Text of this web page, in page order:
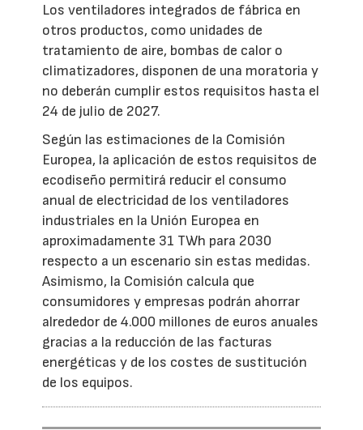
Los ventiladores integrados de fábrica en
otros productos, como unidades de
tratamiento de aire, bombas de calor o
climatizadores, disponen de una moratoria y
no deberán cumplir estos requisitos hasta el
24 de julio de 2027.
Según las estimaciones de la Comisión
Europea, la aplicación de estos requisitos de
ecodiseño permitirá reducir el consumo
anual de electricidad de los ventiladores
industriales en la Unión Europea en
aproximadamente 31 TWh para 2030
respecto a un escenario sin estas medidas.
Asimismo, la Comisión calcula que
consumidores y empresas podrán ahorrar
alrededor de 4.000 millones de euros anuales
gracias a la reducción de las facturas
energéticas y de los costes de sustitución
de los equipos.